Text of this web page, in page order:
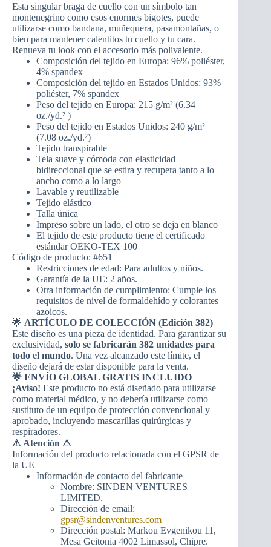
Esta singular braga de cuello con un símbolo tan
montenegrino como esos enormes bigotes, puede
utilizarse como bandana, muñequera, pasamontañas, o
bien para mantener calentitos tu cuello y tu cara.
Renueva tu look con el accesorio más polivalente.
Composición del tejido en Europa: 96% poliéster,
4% spandex
Composición del tejido en Estados Unidos: 93%
poliéster, 7% spandex
Peso del tejido en Europa: 215 g/m² (6.34
oz./yd.² )
Peso del tejido en Estados Unidos: 240 g/m²
(7.08 oz./yd.²)
Tejido transpirable
Tela suave y cómoda con elasticidad
bidireccional que se estira y recupera tanto a lo
ancho como a lo largo
Lavable y reutilizable
Tejido elástico
Talla única
Impreso sobre un lado, el otro se deja en blanco
El tejido de este producto tiene el certificado
estándar OEKO-TEX 100
Código de producto: #651
Restricciones de edad: Para adultos y niños.
Garantía de la UE: 2 años.
Otra información de cumplimiento: Cumple los
requisitos de nivel de formaldehído y colorantes
azoicos.
🌟 ARTÍCULO DE COLECCIÓN (Edición 382)
Este diseño es una pieza de identidad. Para garantizar su
exclusividad, solo se fabricarán 382 unidades para
todo el mundo. Una vez alcanzado este límite, el
diseño dejará de estar disponible para la venta.
🌟 ENVÍO GLOBAL GRATIS INCLUIDO
¡Aviso! Este producto no está diseñado para utilizarse
como material médico, y no debería utilizarse como
sustituto de un equipo de protección convencional y
aprobado, incluyendo mascarillas quirúrgicas y
respiradores.
⚠ Atención ⚠
Información del producto relacionada con el GPSR de
la UE
Información de contacto del fabricante
Nombre: SINDEN VENTURES
LIMITED.
Dirección de email:
gpsr@sindenventures.com
Dirección postal: Markou Evgenikou 11,
Mesa Geitonia 4002 Limassol, Chipre.